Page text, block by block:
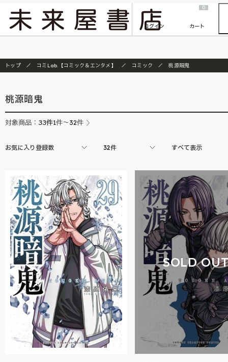
『ONE PIECE magazine 021 ONE PIECEカード付き同梱版』発売延期のご案内
ログイン
0
カート
トップ コミLab.【コミック＆エンタメ】 コミック 桃源暗鬼
桃源暗鬼
対象商品： 33件1件～32件
お気に入り登録数 32件 すべて表示
SOLD